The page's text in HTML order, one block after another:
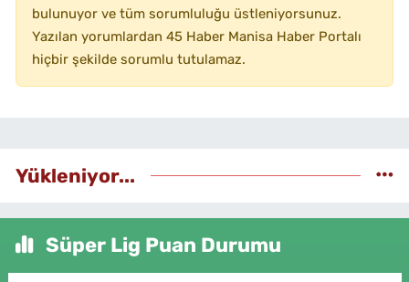
bulunuyor ve tüm sorumluluğu üstleniyorsunuz.
Yazılan yorumlardan 45 Haber Manisa Haber Portalı
hiçbir şekilde sorumlu tutulamaz.
Yükleniyor...
Süper Lig Puan Durumu